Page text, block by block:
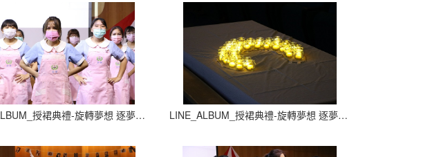
LINE_ALBUM_授裙典禮-旋轉夢想 逐夢飛翔_210927_6 LINE_ALBUM_授裙典禮-旋轉夢想 逐夢飛翔_210927_7